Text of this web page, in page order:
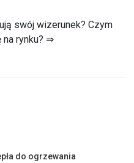
swój wizerunek? Czym
na rynku? ⇒
do ogrzewania